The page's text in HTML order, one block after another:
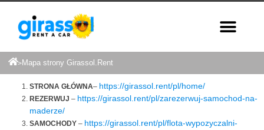
>Mapa strony Girassol.Rent
STRONA GŁÓWNA– https://girassol.rent/pl/home/
REZERWUJ – https://girassol.rent/pl/zarezerwuj-samochod-na-
maderze/
SAMOCHODY – https://girassol.rent/pl/flota-wypozyczalni-